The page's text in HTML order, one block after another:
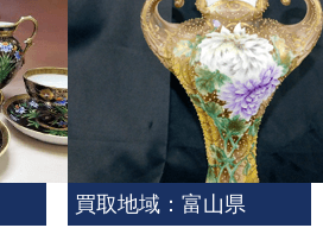
買取地域：富山県